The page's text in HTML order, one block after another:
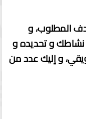
المطلوب، و
نشاطك و تحديده و
و إليك عدد من